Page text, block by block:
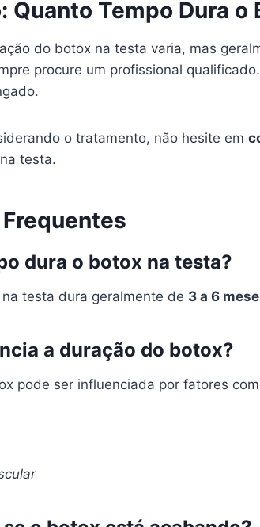
Quanto Tempo Dura o
do botox na testa varia, mas
procure um profissional
o tratamento, não hesite em
testa.
dura o botox na testa?
testa dura geralmente de 3 a 6
a duração do botox?
pode ser influenciada por fatores